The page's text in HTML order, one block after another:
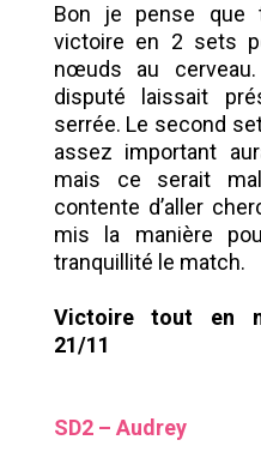
Bon je pense que
victoire en 2 sets
nœuds au
disputé laissait
serrée. Le second
assez important
mais ce serait
contente d’aller
mis la manière
tranquillité le match.
Victoire tout en
21/11
SD2 – Audrey